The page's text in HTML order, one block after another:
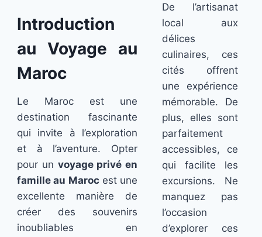
Introduction
au Voyage au
Maroc
Le Maroc est une
destination fascinante
qui invite à l’exploration
et à l’aventure. Opter
pour un voyage privé en
famille au Marocest une
excellente manière de
créer des souvenirs
inoubliables en
De l’artisanat
local aux
délices
culinaires, ces
cités offrent
une expérience
mémorable. De
plus, elles sont
parfaitement
accessibles, ce
qui facilite les
excursions. Ne
manquez pas
l’occasion
d’explorer ces